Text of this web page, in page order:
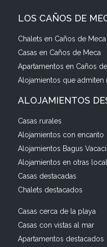
LOS CAÑOS DE
Chalets en Caños de Meca
Casas en Caños de Meca
Apartamentos en Caños
Alojamientos que admiten
ALOJAMIENTOS
Casas rurales
Alojamientos con encanto
Alojamientos Bagus
Alojamientos en otras
Casas destacadas
Chalets destacados
Casas cerca de la playa
Casas con vistas al mar
Apartamentos destacados